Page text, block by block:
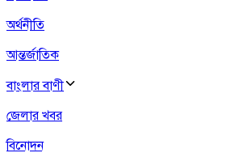
অর্থনীতি
আন্তর্জাতিক
বাংলার বাণী
জেলার খবর
বিনোদন